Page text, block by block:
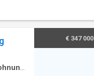
€ 347 000